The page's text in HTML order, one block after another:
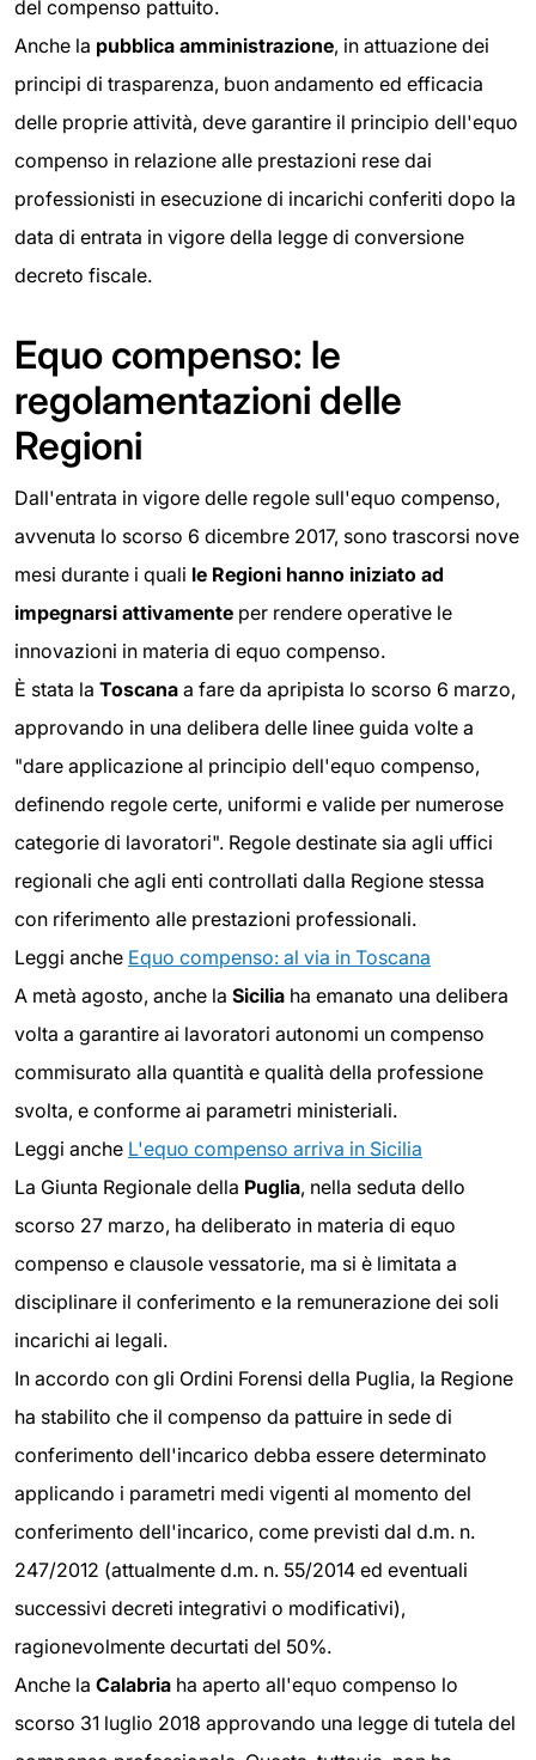
del compenso pattuito.
Anche la pubblica amministrazione, in attuazione dei
principi di trasparenza, buon andamento ed efficacia
delle proprie attività, deve garantire il principio dell'equo
compenso in relazione alle prestazioni rese dai
professionisti in esecuzione di incarichi conferiti dopo la
data di entrata in vigore della legge di conversione
decreto fiscale.
Equo compenso: le
regolamentazioni delle
Regioni
Dall'entrata in vigore delle regole sull'equo compenso,
avvenuta lo scorso 6 dicembre 2017, sono trascorsi nove
mesi durante i quali le Regioni hanno iniziato ad
impegnarsi attivamente per rendere operative le
innovazioni in materia di equo compenso.
È stata la Toscana a fare da apripista lo scorso 6 marzo,
approvando in una delibera delle linee guida volte a
"dare applicazione al principio dell'equo compenso,
definendo regole certe, uniformi e valide per numerose
categorie di lavoratori". Regole destinate sia agli uffici
regionali che agli enti controllati dalla Regione stessa
con riferimento alle prestazioni professionali.
Leggi anche Equo compenso: al via in Toscana
A metà agosto, anche la Sicilia ha emanato una delibera
volta a garantire ai lavoratori autonomi un compenso
commisurato alla quantità e qualità della professione
svolta, e conforme ai parametri ministeriali.
Leggi anche L'equo compenso arriva in Sicilia
La Giunta Regionale della Puglia, nella seduta dello
scorso 27 marzo, ha deliberato in materia di equo
compenso e clausole vessatorie, ma si è limitata a
disciplinare il conferimento e la remunerazione dei soli
incarichi ai legali.
In accordo con gli Ordini Forensi della Puglia, la Regione
ha stabilito che il compenso da pattuire in sede di
conferimento dell'incarico debba essere determinato
applicando i parametri medi vigenti al momento del
conferimento dell'incarico, come previsti dal d.m. n.
247/2012 (attualmente d.m. n. 55/2014 ed eventuali
successivi decreti integrativi o modificativi),
ragionevolmente decurtati del 50%.
Anche la Calabria ha aperto all'equo compenso lo
scorso 31 luglio 2018 approvando una legge di tutela del